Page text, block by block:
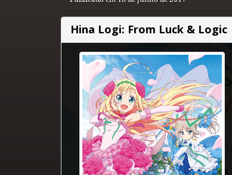
Hina Logi: From Luck & Logic